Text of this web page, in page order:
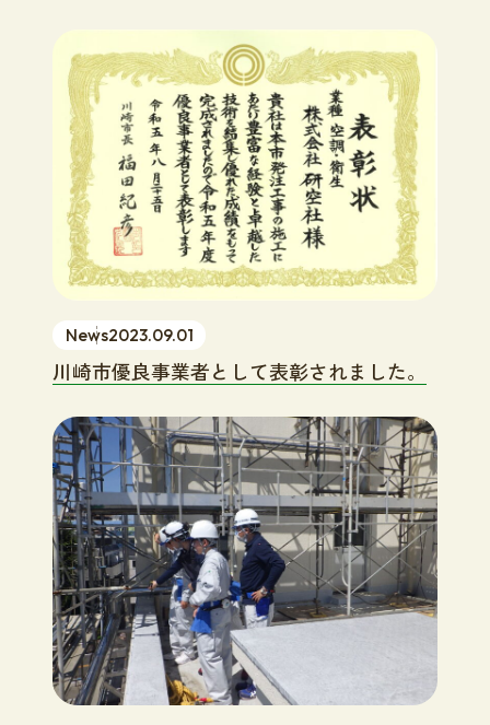
News2023.09.01
川崎市優良事業者として表彰されました。